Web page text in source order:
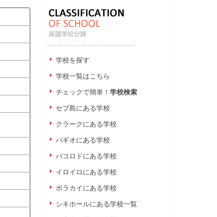
学校を探す
学校一覧はこちら
チェックで簡単！ 学校検索
セブ島にある学校
クラークにある学校
バギオにある学校
バコロドにある学校
イロイロにある学校
ボラカイにある学校
シキホールにある学校一覧